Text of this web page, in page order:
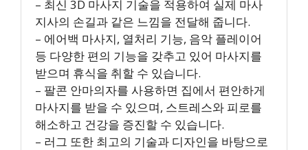
– 최신 3D 마사지 기술을 적용하여 실제 마사
지사의 손길과 같은 느낌을 전달해 줍니다.
– 에어백 마사지, 열처리 기능, 음악 플레이어
등 다양한 편의 기능을 갖추고 있어 마사지를
받으며 휴식을 취할 수 있습니다.
– 팔콘 안마의자를 사용하면 집에서 편안하게
마사지를 받을 수 있으며, 스트레스와 피로를
해소하고 건강을 증진할 수 있습니다.
– 러그 또한 최고의 기술과 디자인을 바탕으로